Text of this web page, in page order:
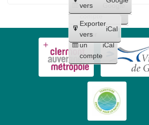
un
compte
Google
Créer
un
compte
iCal
vers
Exporter
vers
iCal